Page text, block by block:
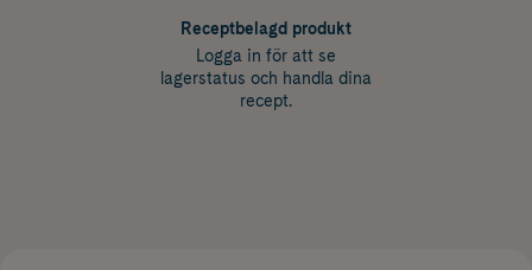
Receptbelagd produkt
Logga in för att se
lagerstatus och handla dina
recept.